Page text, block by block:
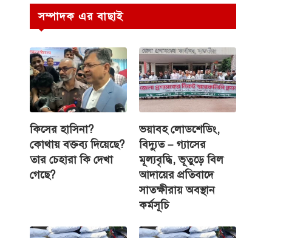
সম্পাদক এর বাছাই
কিসের হাসিনা?
কোথায় বক্তব্য দিয়েছে?
তার চেহারা কি দেখা
গেছে?
ভয়াবহ লোডশেডিং,
বিদ্যুত – গ্যাসের
মূল্যবৃদ্ধি, ভূতুড়ে বিল
আদায়ের প্রতিবাদে
সাতক্ষীরায় অবস্থান
কর্মসূচি